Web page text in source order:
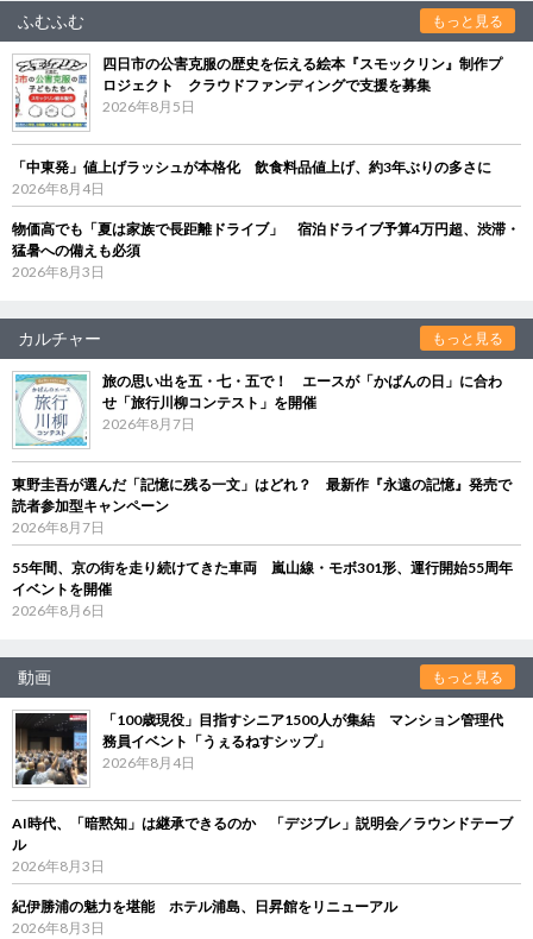
ふむふむ もっと見る
四日市の公害克服の歴史を伝える絵本『スモックリン』制作プ
ロジェクト クラウドファンディングで支援を募集
2026年8月5日
「中東発」値上げラッシュが本格化 飲食料品値上げ、約3年ぶりの多さに
2026年8月4日
物価高でも「夏は家族で長距離ドライブ」 宿泊ドライブ予算4万円超、渋滞・
猛暑への備えも必須
2026年8月3日
カルチャー もっと見る
旅の思い出を五・七・五で！ エースが「かばんの日」に合わ
せ「旅行川柳コンテスト」を開催
2026年8月7日
東野圭吾が選んだ「記憶に残る一文」はどれ？ 最新作『永遠の記憶』発売で
読者参加型キャンペーン
2026年8月7日
55年間、京の街を走り続けてきた車両 嵐山線・モボ301形、運行開始55周年
イベントを開催
2026年8月6日
動画 もっと見る
「100歳現役」目指すシニア1500人が集結 マンション管理代
務員イベント「うぇるねすシップ」
2026年8月4日
AI時代、「暗黙知」は継承できるのか 「デジブレ」説明会／ラウンドテーブ
ル
2026年8月3日
紀伊勝浦の魅力を堪能 ホテル浦島、日昇館をリニューアル
2026年8月3日